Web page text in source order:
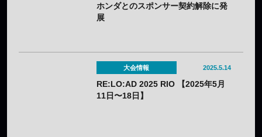
ホンダとのスポンサー契約解除に発
展
大会情報 2025.5.14
RE:LO:AD 2025 RIO 【2025年5月
11日〜18日】